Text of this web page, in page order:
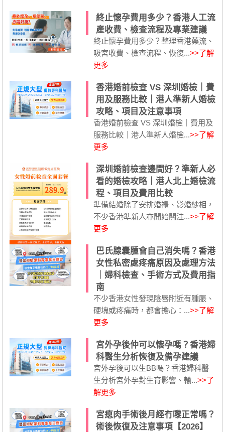
終止懷孕費用多少？香港人工流
產收費、檢查流程及專業建議
終止懷孕費用多少？整理香港藥流、
吸宮收費、檢查流程、恢復...>>了解
更多
香港婚前檢查 VS 深圳婚檢｜費
用及服務比較｜港人準新人婚檢
攻略、項目及注意事項
香港婚前檢查 VS 深圳婚檢｜費用及
服務比較｜港人準新人婚檢...>>了解
更多
深圳婚前檢查邊間好？準新人必
看的婚檢攻略｜港人北上婚檢流
程、項目及費用比較
準備結婚除了安排婚禮、影婚紗相，
不少香港準新人亦開始關注...>>了解
更多
巴氏腺囊腫會自己消失嗎？香港
女性私密處疼痛原因及處理方法
｜婦科檢查、手術方式及費用指
南
不少香港女性發現陰唇附近有腫脹、
硬塊或疼痛時，都會擔心：...>>了解
更多
宮外孕後仲可以懷孕嗎？香港婦
科醫生分析恢復及備孕建議
宮外孕後可以生BB嗎？香港婦科醫
生分析宮外孕對生育影響、輸...>>了
解更多
宮瘜肉手術後月經冇嚟正常嗎？
術後恢復及注意事項【2026】